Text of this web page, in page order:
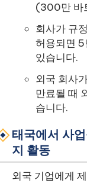
(300만 바
회사가 규
허용되면 5
있습니다.
외국 회사
만료될 때
습니다.
태국에서 사
지 활동
외국 기업에게